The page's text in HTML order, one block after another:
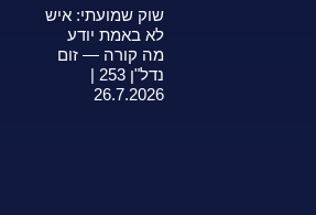
שוק שמועתי: איש
לא באמת יודע
מה קורה — זום
נדל"ן 253 |
26.7.2026